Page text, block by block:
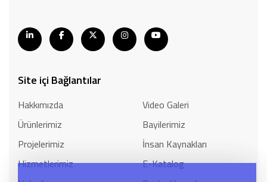
Site içi Bağlantılar
Hakkımızda
Ürünlerimiz
Projelerimiz
Hizmetlerimiz
Video Galeri
Bayilerimiz
İnsan Kaynakları
E-Katalog